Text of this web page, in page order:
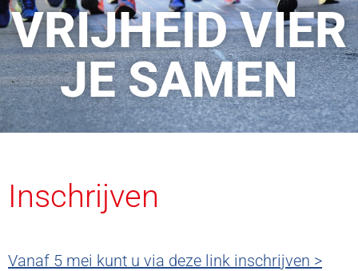
VRIJHEID VIER
JE SAMEN
Inschrijven
Vanaf 5 mei kunt u via deze link inschrijven >